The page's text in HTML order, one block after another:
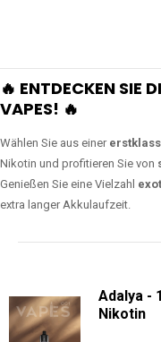
🔥 ENTDECKEN SIE
VAPES! 🔥
Wählen Sie aus einer
Nikotin und profitieren Sie von
Genießen Sie eine Vielzahl
extra langer Akkulaufzeit.
Adalya -
Nikotin